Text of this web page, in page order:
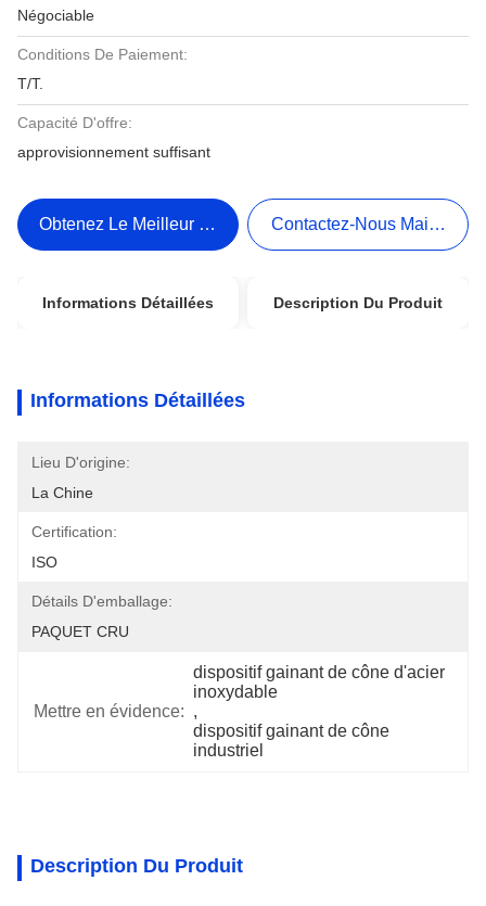
Négociable
Conditions De Paiement:
T/T.
Capacité D'offre:
approvisionnement suffisant
Obtenez Le Meilleur Prix Contactez-Nous Maintenant
Informations Détaillées Description Du Produit
Informations Détaillées
Lieu D'origine:
La Chine
Certification:
ISO
Détails D'emballage:
PAQUET CRU
Mettre en évidence:
dispositif gainant de cône d'acier
inoxydable
,
dispositif gainant de cône
industriel
Description Du Produit